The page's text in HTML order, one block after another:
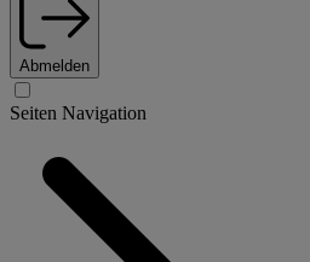
Abmelden
Seiten Navigation